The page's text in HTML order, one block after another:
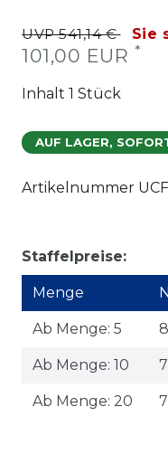
UVP 541,14 € Sie
101,00 EUR *
Inhalt 1 Stück
AUF LAGER,
Artikelnummer
Staffelpreise:
Menge
Ab Menge: 5
Ab Menge: 10
Ab Menge: 20